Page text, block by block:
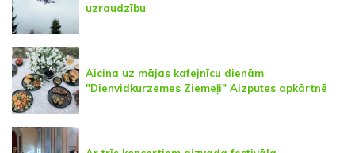
uzraudzību
Aicina uz mājas kafejnīcu dienām
"Dienvidkurzemes Ziemeļi" Aizputes apkārtnē